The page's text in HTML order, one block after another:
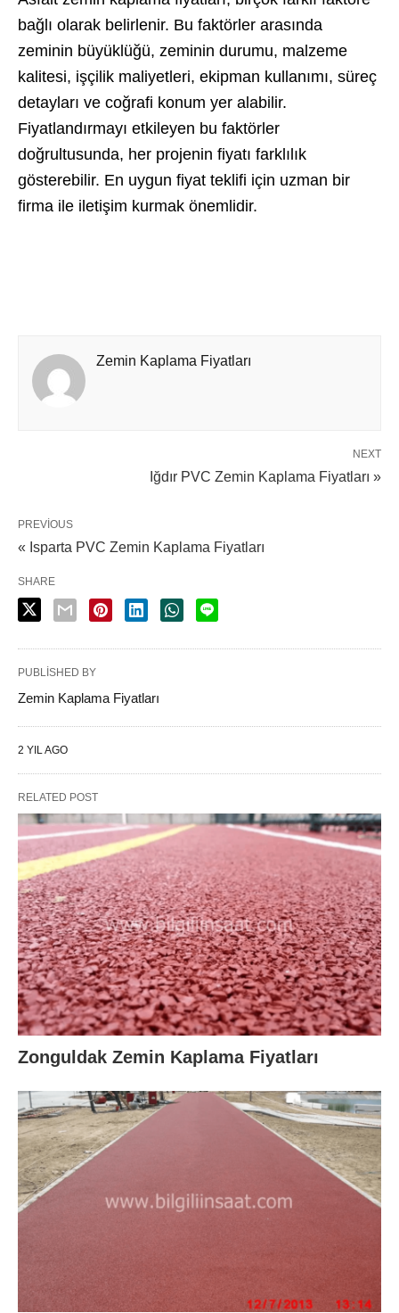
bağlı olarak belirlenir. Bu faktörler arasında
zeminin büyüklüğü, zeminin durumu, malzeme
kalitesi, işçilik maliyetleri, ekipman kullanımı, süreç
detayları ve coğrafi konum yer alabilir.
Fiyatlandırmayı etkileyen bu faktörler
doğrultusunda, her projenin fiyatı farklılık
gösterebilir. En uygun fiyat teklifi için uzman bir
firma ile iletişim kurmak önemlidir.
Zemin Kaplama Fiyatları
NEXT
Iğdır PVC Zemin Kaplama Fiyatları »
PREVIOUS
« Isparta PVC Zemin Kaplama Fiyatları
SHARE
PUBLISHED BY
Zemin Kaplama Fiyatları
2 YIL AGO
RELATED POST
Zonguldak Zemin Kaplama Fiyatları